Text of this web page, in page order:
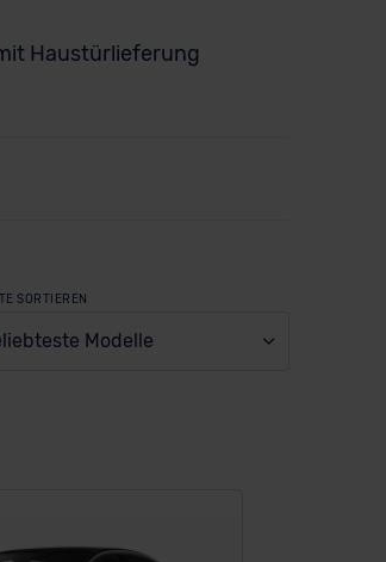
Haustürlieferung
SORTIEREN
Modelle